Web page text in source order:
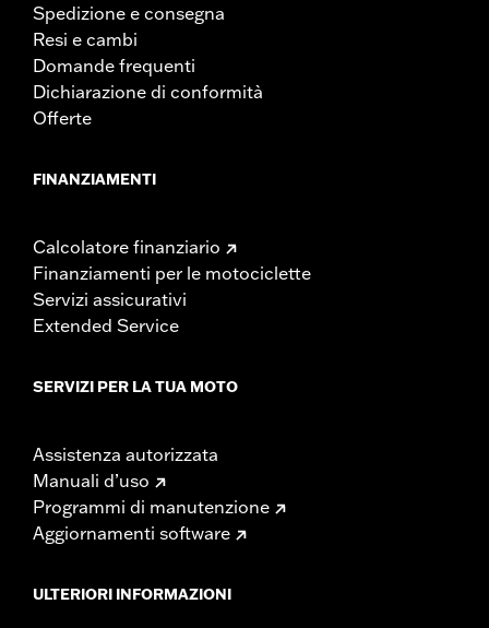
Spedizione e consegna
Resi e cambi
Domande frequenti
Dichiarazione di conformità
Offerte
FINANZIAMENTI
Calcolatore finanziario
Finanziamenti per le motociclette
Servizi assicurativi
Extended Service
SERVIZI PER LA TUA MOTO
Assistenza autorizzata
Manuali d’uso
Programmi di manutenzione
Aggiornamenti software
ULTERIORI INFORMAZIONI